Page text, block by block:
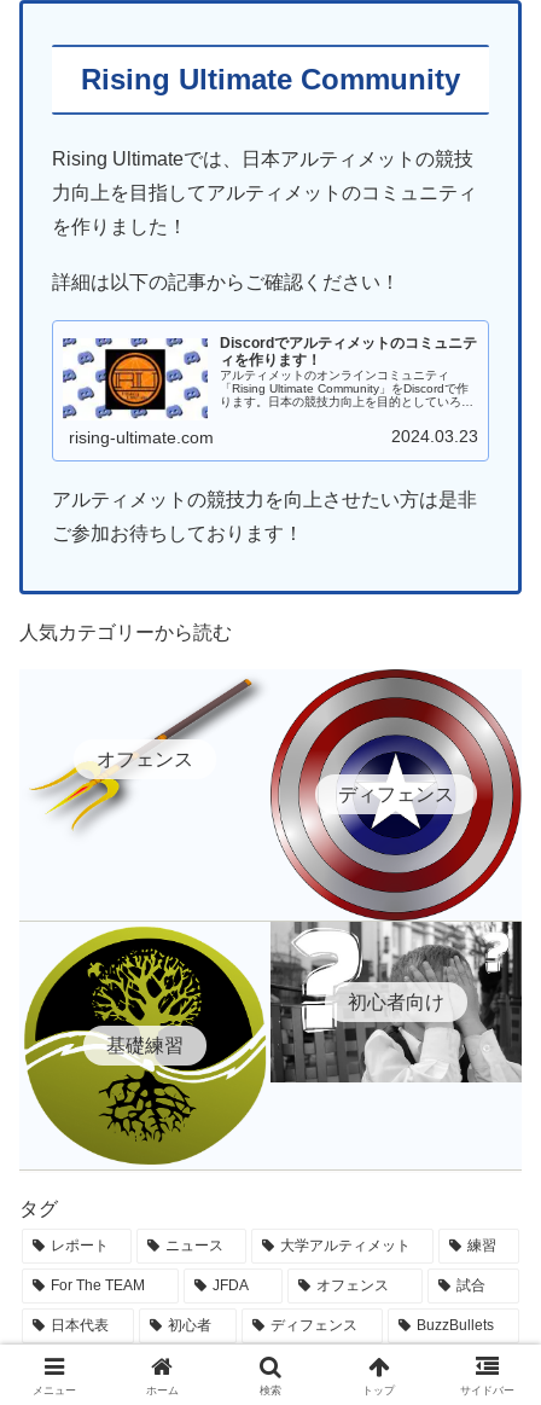
Rising Ultimate Community
Rising Ultimateでは、日本アルティメットの競技
力向上を目指してアルティメットのコミュニティ
を作りました！
詳細は以下の記事からご確認ください！
Discordでアルティメットのコミュニテ
ィを作ります！
アルティメットのオンラインコミュニティ
「Rising Ultimate Community」をDiscordで作
ります。日本の競技力向上を目的としていろん
rising-ultimate.com 2024.03.23
アルティメットの競技力を向上させたい方は是非
ご参加お待ちしております！
人気カテゴリーから読む
オフェンス
ディフェンス
基礎練習
初心者向け
タグ
レポート ニュース 大学アルティメット 練習
For The TEAM JFDA オフェンス 試合
日本代表 初心者 ディフェンス BuzzBullets
マインドセット ライフハック 戦術 ルール
メニュー ホーム 検索 トップ サイドバー